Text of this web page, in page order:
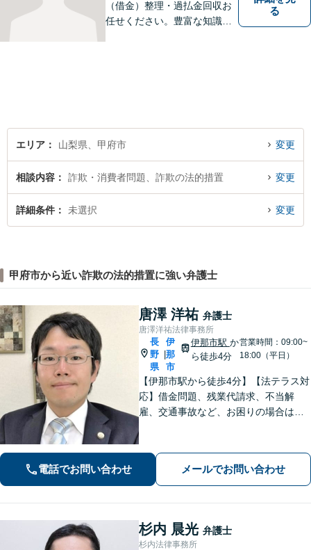
（借金）整理・過払金回収お
任せください。豊富な知識・
る
エリア 山梨県、甲府市 変更
相談内容 詐欺・消費者問題、詐欺の法的措置 変更
詳細条件 未選択 変更
甲府市から近い詐欺の法的措置に強い弁護士
唐澤 洋祐 弁護士
唐澤洋祐法律事務所
長
野
県
伊
那
市
伊那市駅 か
ら徒歩4分
営業時間：09:00~
18:00（平日）
【伊那市駅から徒歩4分】【法テラス対
応】借金問題、残業代請求、不当解
雇、交通事故など、お困りの場合はす
ます!【秘密厳守】【破産管財人】
電話でお問い合わせ メールでお問い合わせ
杉内 晨光 弁護士
杉内法律事務所